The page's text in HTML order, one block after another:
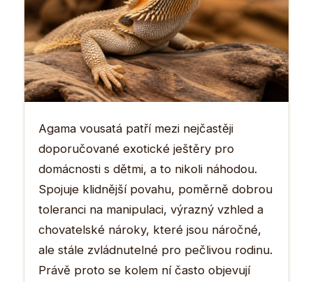
Agama vousatá patří mezi nejčastěji
doporučované exotické ještěry pro
domácnosti s dětmi, a to nikoli náhodou.
Spojuje klidnější povahu, poměrně dobrou
toleranci na manipulaci, výrazný vzhled a
chovatelské nároky, které jsou náročné,
ale stále zvládnutelné pro pečlivou rodinu.
Právě proto se kolem ní často objevují